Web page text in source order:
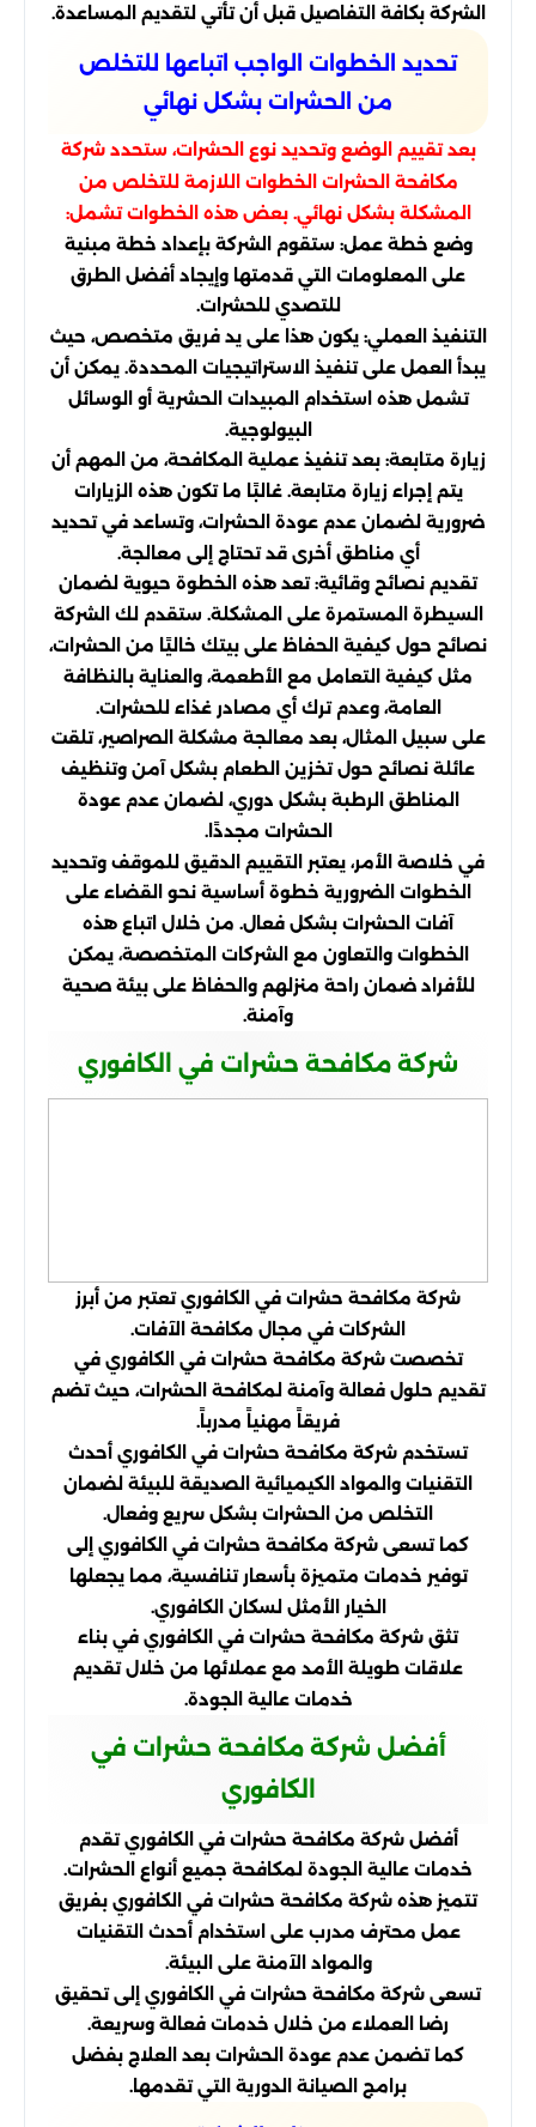
الشركة بكافة التفاصيل قبل أن تأتي لتقديم المساعدة.
تحديد الخطوات الواجب اتباعها للتخلص
من الحشرات بشكل نهائي
بعد تقييم الوضع وتحديد نوع الحشرات، ستحدد شركة
مكافحة الحشرات الخطوات اللازمة للتخلص من
المشكلة بشكل نهائي. بعض هذه الخطوات تشمل:
وضع خطة عمل: ستقوم الشركة بإعداد خطة مبنية
على المعلومات التي قدمتها وإيجاد أفضل الطرق
للتصدي للحشرات.
التنفيذ العملي: يكون هذا على يد فريق متخصص، حيث
يبدأ العمل على تنفيذ الاستراتيجيات المحددة. يمكن أن
تشمل هذه استخدام المبيدات الحشرية أو الوسائل
البيولوجية.
زيارة متابعة: بعد تنفيذ عملية المكافحة، من المهم أن
يتم إجراء زيارة متابعة. غالبًا ما تكون هذه الزيارات
ضرورية لضمان عدم عودة الحشرات، وتساعد في تحديد
أي مناطق أخرى قد تحتاج إلى معالجة.
تقديم نصائح وقائية: تعد هذه الخطوة حيوية لضمان
السيطرة المستمرة على المشكلة. ستقدم لك الشركة
نصائح حول كيفية الحفاظ على بيتك خاليًا من الحشرات،
مثل كيفية التعامل مع الأطعمة، والعناية بالنظافة
العامة، وعدم ترك أي مصادر غذاء للحشرات.
على سبيل المثال، بعد معالجة مشكلة الصراصير، تلقت
عائلة نصائح حول تخزين الطعام بشكل آمن وتنظيف
المناطق الرطبة بشكل دوري، لضمان عدم عودة
الحشرات مجددًا.
في خلاصة الأمر، يعتبر التقييم الدقيق للموقف وتحديد
الخطوات الضرورية خطوة أساسية نحو القضاء على
آفات الحشرات بشكل فعال. من خلال اتباع هذه
الخطوات والتعاون مع الشركات المتخصصة، يمكن
للأفراد ضمان راحة منزلهم والحفاظ على بيئة صحية
وآمنة.
شركة مكافحة حشرات في الكافوري
شركة مكافحة حشرات في الكافوري تعتبر من أبرز
الشركات في مجال مكافحة الآفات.
تخصصت شركة مكافحة حشرات في الكافوري في
تقديم حلول فعالة وآمنة لمكافحة الحشرات، حيث تضم
فريقاً مهنياً مدرباً.
تستخدم شركة مكافحة حشرات في الكافوري أحدث
التقنيات والمواد الكيميائية الصديقة للبيئة لضمان
التخلص من الحشرات بشكل سريع وفعال.
كما تسعى شركة مكافحة حشرات في الكافوري إلى
توفير خدمات متميزة بأسعار تنافسية، مما يجعلها
الخيار الأمثل لسكان الكافوري.
تثق شركة مكافحة حشرات في الكافوري في بناء
علاقات طويلة الأمد مع عملائها من خلال تقديم
خدمات عالية الجودة.
أفضل شركة مكافحة حشرات في
الكافوري
أفضل شركة مكافحة حشرات في الكافوري تقدم
خدمات عالية الجودة لمكافحة جميع أنواع الحشرات.
تتميز هذه شركة مكافحة حشرات في الكافوري بفريق
عمل محترف مدرب على استخدام أحدث التقنيات
والمواد الآمنة على البيئة.
تسعى شركة مكافحة حشرات في الكافوري إلى تحقيق
رضا العملاء من خلال خدمات فعالة وسريعة.
كما تضمن عدم عودة الحشرات بعد العلاج بفضل
برامج الصيانة الدورية التي تقدمها.